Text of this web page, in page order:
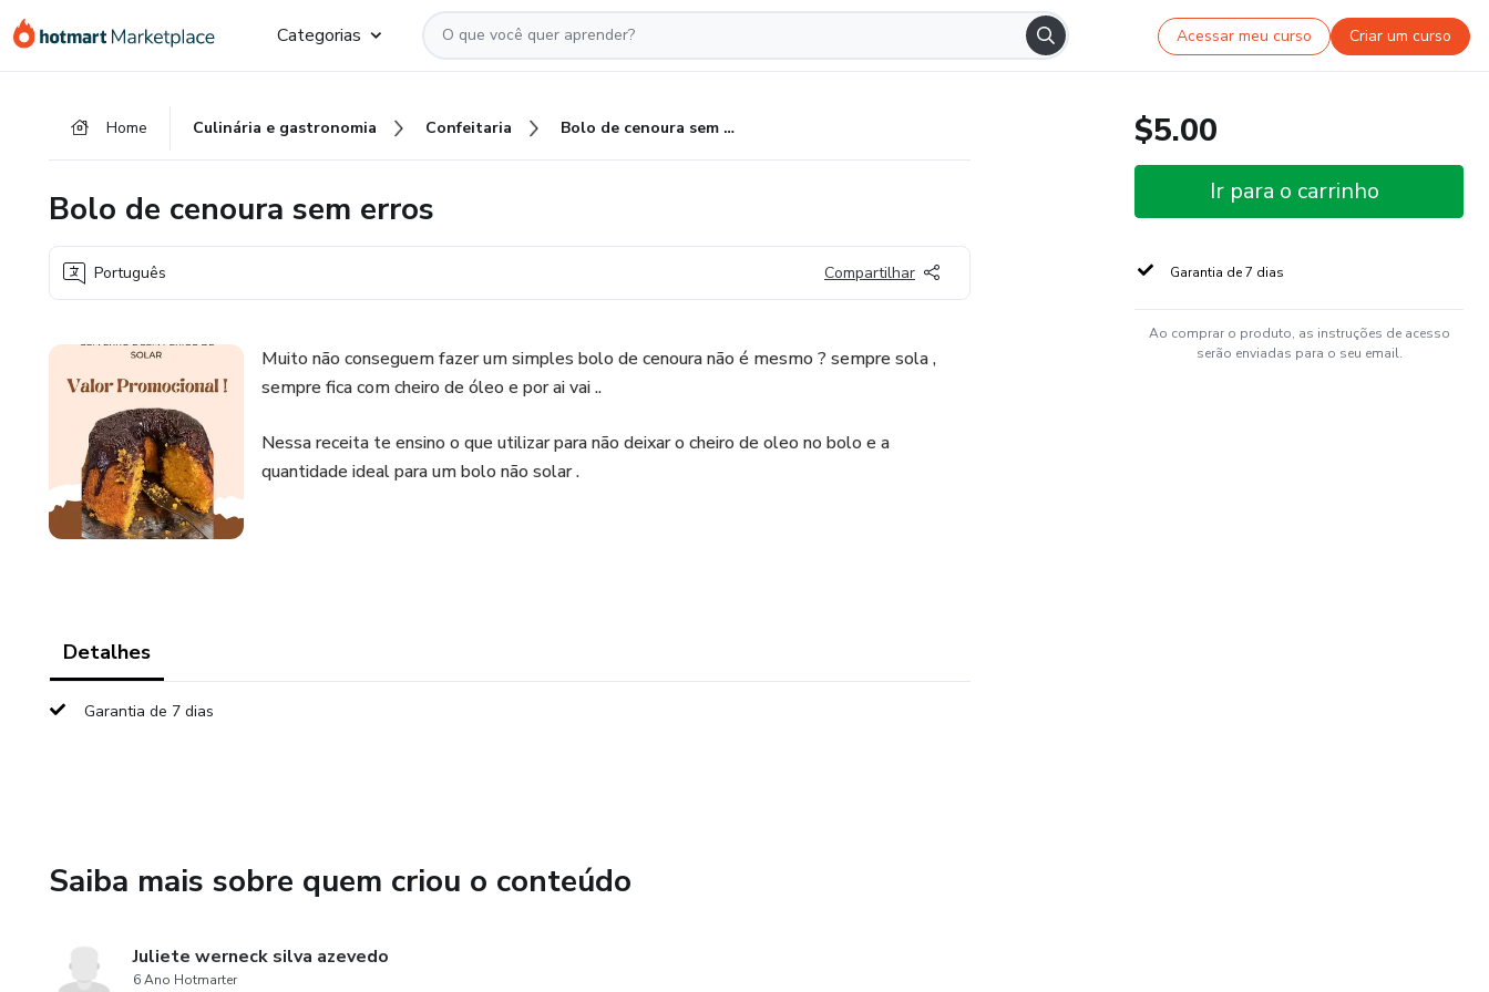
para
para
para
Categorias Acessar meu curso Criar um curso
Home Culinária e gastronomia Confeitaria Bolo de cenoura sem erros
Bolo de cenoura sem erros
Português Compartilhar
Muito não conseguem fazer um simples bolo de cenoura não é mesmo ? sempre sola ,
sempre fica com cheiro de óleo e por ai vai ..
Nessa receita te ensino o que utilizar para não deixar o cheiro de oleo no bolo e a
quantidade ideal para um bolo não solar .
Detalhes
Garantia de 7 dias
Saiba mais sobre quem criou o conteúdo
Juliete werneck silva azevedo
6 Ano Hotmarter
$5.00
Ir para o carrinho
Garantia de 7 dias
Ao comprar o produto, as instruções de acesso
serão enviadas para o seu email.